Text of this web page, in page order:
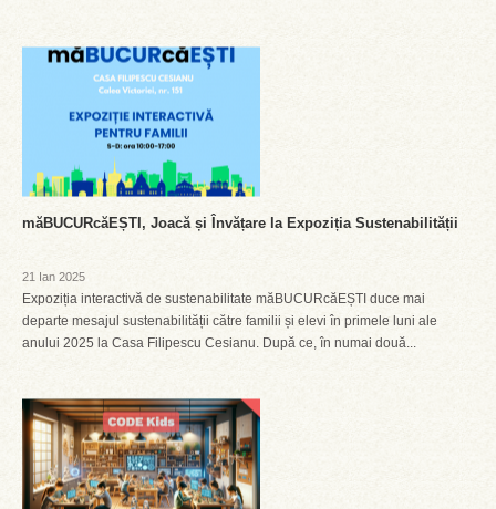
măBUCURcăEȘTI, Joacă și Învățare la Expoziția Sustenabilității
21 Ian 2025
Expoziția interactivă de sustenabilitate măBUCURcăEȘTI duce mai
departe mesajul sustenabilității către familii și elevi în primele luni ale
anului 2025 la Casa Filipescu Cesianu. După ce, în numai două...